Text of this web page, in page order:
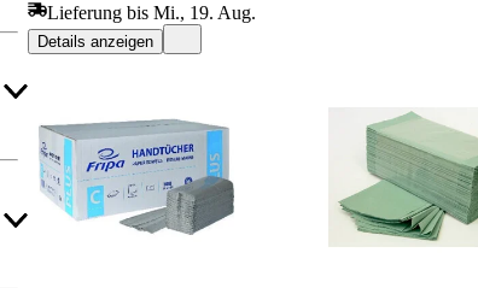
Lieferung bis Mi., 19. Aug.
Details anzeigen